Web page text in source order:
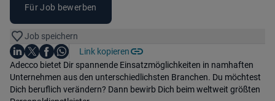
Für Job bewerben
Job speichern
Teile diesen Job
Auf LinkedIn teilen
Auf X teilen
Auf Facebook teilen
Auf WhatsApp teilen
Link kopieren
Einleitung
Adecco bietet Dir spannende Einsatzmöglichkeiten in namhaften
Unternehmen aus den unterschiedlichsten Branchen. Du möchtest
Dich beruflich verändern? Dann bewirb Dich beim weltweit größten